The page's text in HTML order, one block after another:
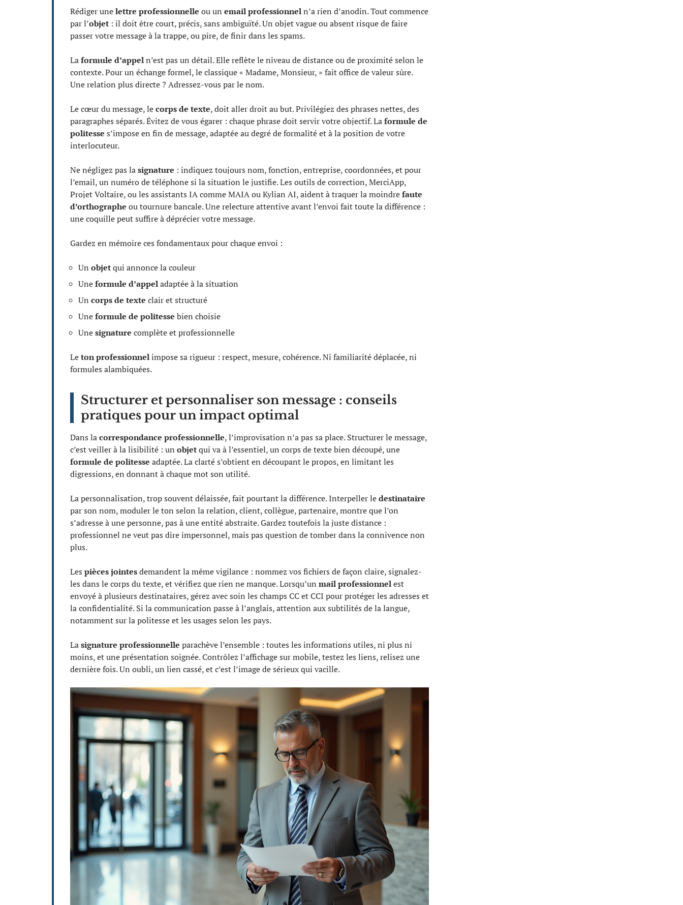
Rédiger unelettre professionnelle ou un email professionneln’a rien d’anodin. Tout commence
par l’objet : il doit être court, précis, sans ambiguïté. Un objet vague ou absent risque de faire
passer votre message à la trappe, ou pire, de finir dans les spams.
Laformule d’appeln’est pas un détail. Elle reflète le niveau de distance ou de proximité selon le
contexte. Pour un échange formel, le classique « Madame, Monsieur, » fait office de valeur sûre.
Une relation plus directe ? Adressez-vous par le nom.
Le cœur du message, lecorps de texte, doit aller droit au but. Privilégiez des phrases nettes, des
paragraphes séparés. Évitez de vous égarer : chaque phrase doit servir votre objectif. Laformule de
politesse s’impose en fin de message, adaptée au degré de formalité et à la position de votre
interlocuteur.
Ne négligez pas lasignature : indiquez toujours nom, fonction, entreprise, coordonnées, et pour
l’email, un numéro de téléphone si la situation le justifie. Les outils de correction, MerciApp,
Projet Voltaire, ou les assistants IA comme MAIA ou Kylian AI, aident à traquer la moindrefaute
d’orthographe ou tournure bancale. Une relecture attentive avant l’envoi fait toute la différence :
une coquille peut suffire à déprécier votre message.
Gardez en mémoire ces fondamentaux pour chaque envoi :
Un objetqui annonce la couleur
Uneformule d’appeladaptée à la situation
Un corps de texte clair et structuré
Uneformule de politesse bien choisie
Unesignature complète et professionnelle
Leton professionnelimpose sa rigueur : respect, mesure, cohérence. Ni familiarité déplacée, ni
formules alambiquées.
Structurer et personnaliser son message : conseils
pratiques pour un impact optimal
Dans lacorrespondance professionnelle, l’improvisation n’a pas sa place. Structurer le message,
c’est veiller à la lisibilité : un objetqui va à l’essentiel, un corps de texte bien découpé, une
formule de politesse adaptée. La clarté s’obtient en découpant le propos, en limitant les
digressions, en donnant à chaque mot son utilité.
La personnalisation, trop souvent délaissée, fait pourtant la différence. Interpeller ledestinataire
par son nom, moduler le ton selon la relation, client, collègue, partenaire, montre que l’on
s’adresse à une personne, pas à une entité abstraite. Gardez toutefois la juste distance :
professionnel ne veut pas dire impersonnel, mais pas question de tomber dans la connivence non
plus.
Les pièces jointesdemandent la même vigilance : nommez vos fichiers de façon claire, signalez-
les dans le corps du texte, et vérifiez que rien ne manque. Lorsqu’un mail professionnelest
envoyé à plusieurs destinataires, gérez avec soin les champs CC et CCI pour protéger les adresses et
la confidentialité. Si la communication passe à l’anglais, attention aux subtilités de la langue,
notamment sur la politesse et les usages selon les pays.
Lasignature professionnelle parachève l’ensemble : toutes les informations utiles, ni plus ni
moins, et une présentation soignée. Contrôlez l’affichage sur mobile, testez les liens, relisez une
dernière fois. Un oubli, un lien cassé, et c’est l’image de sérieux qui vacille.